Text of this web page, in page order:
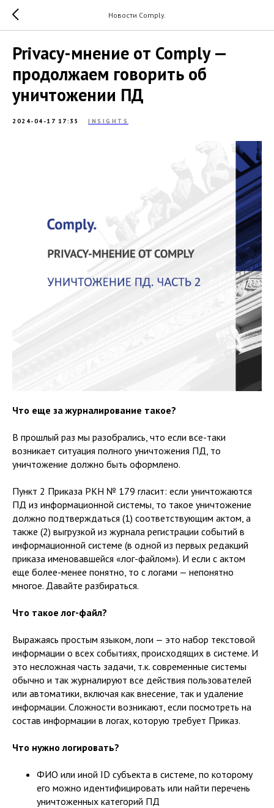
Новости Comply.
Privacy-мнение от Comply —
продолжаем говорить об
уничтожении ПД
2024-04-17 17:35 INSIGHTS
Что еще за журналирование такое?
В прошлый раз мы разобрались, что если все-таки
возникает ситуация полного уничтожения ПД, то
уничтожение должно быть оформлено.
Пункт 2 Приказа РКН № 179 гласит: если уничтожаются
ПД из информационной системы, то такое уничтожение
должно подтверждаться (1) соответствующим актом, а
также (2) выгрузкой из журнала регистрации событий в
информационной системе (в одной из первых редакций
приказа именовавшейся «лог-файлом»). И если с актом
еще более-менее понятно, то с логами — непонятно
многое. Давайте разбираться.
Что такое лог-файл?
Выражаясь простым языком, логи — это набор текстовой
информации о всех событиях, происходящих в системе. И
это несложная часть задачи, т.к. современные системы
обычно и так журналируют все действия пользователей
или автоматики, включая как внесение, так и удаление
информации. Сложности возникают, если посмотреть на
состав информации в логах, которую требует Приказ.
Что нужно логировать?
ФИО или иной ID субъекта в системе, по которому
его можно идентифицировать или найти перечень
уничтоженных категорий ПД